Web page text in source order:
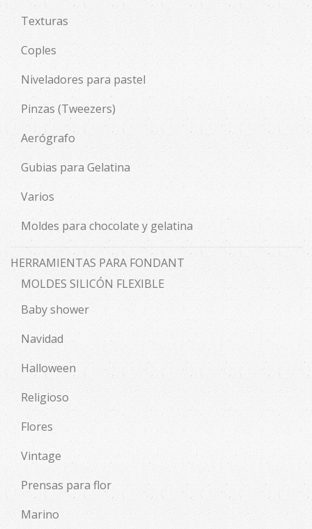
Texturas
Coples
Niveladores para pastel
Pinzas (Tweezers)
Aerógrafo
Gubias para Gelatina
Varios
Moldes para chocolate y gelatina
HERRAMIENTAS PARA FONDANT
MOLDES SILICÓN FLEXIBLE
Baby shower
Navidad
Halloween
Religioso
Flores
Vintage
Prensas para flor
Marino